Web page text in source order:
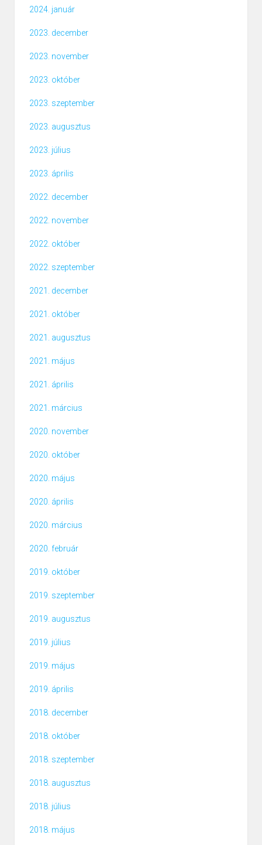
2024. január
2023. december
2023. november
2023. október
2023. szeptember
2023. augusztus
2023. július
2023. április
2022. december
2022. november
2022. október
2022. szeptember
2021. december
2021. október
2021. augusztus
2021. május
2021. április
2021. március
2020. november
2020. október
2020. május
2020. április
2020. március
2020. február
2019. október
2019. szeptember
2019. augusztus
2019. július
2019. május
2019. április
2018. december
2018. október
2018. szeptember
2018. augusztus
2018. július
2018. május